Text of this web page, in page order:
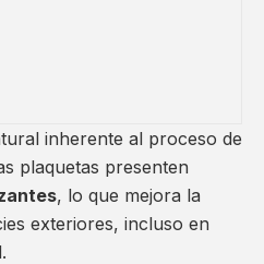
inherente al proceso de
plaquetas presenten
, lo que mejora la
exteriores, incluso en